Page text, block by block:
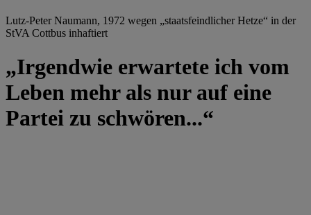
Lutz-Peter Naumann, 1972 wegen „staatsfeindlicher Hetze“ in der
StVA Cottbus inhaftiert
„Irgendwie erwartete ich vom
Leben mehr als nur auf eine
Partei zu schwören...“